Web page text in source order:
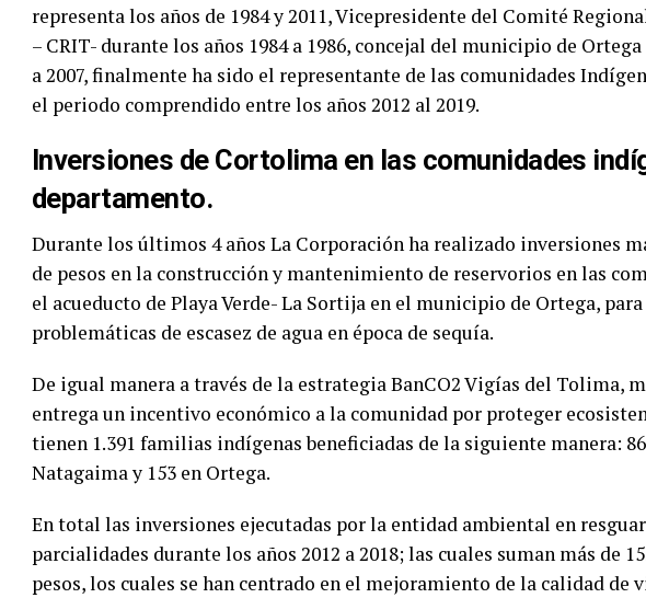
representa los años de 1984 y 2011, Vicepresidente del Comité
– CRIT- durante los años 1984 a 1986, concejal del municipio de
a 2007, finalmente ha sido el representante de las comunidades
el periodo comprendido entre los años 2012 al 2019.
Inversiones de Cortolima en las comunidades
departamento.
Durante los últimos 4 años La Corporación ha realizado inversiones
de pesos en la construcción y mantenimiento de reservorios en las
el acueducto de Playa Verde- La Sortija en el municipio de Ortega,
problemáticas de escasez de agua en época de sequía.
De igual manera a través de la estrategia BanCO2 Vigías del Tolima,
entrega un incentivo económico a la comunidad por proteger
tienen 1.391 familias indígenas beneficiadas de la siguiente manera:
Natagaima y 153 en Ortega.
En total las inversiones ejecutadas por la entidad ambiental en
parcialidades durante los años 2012 a 2018; las cuales suman más de
pesos, los cuales se han centrado en el mejoramiento de la calidad de